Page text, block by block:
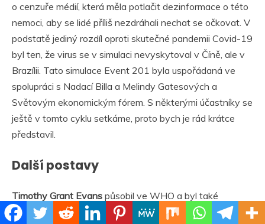
o cenzuře médií, která měla potlačit dezinformace o této
nemoci, aby se lidé příliš nezdráhali nechat se očkovat. V
podstatě jediný rozdíl oproti skutečné pandemii Covid-19
byl ten, že virus se v simulaci nevyskytoval v Číně, ale v
Brazílii. Tato simulace Event 201 byla uspořádaná ve
spolupráci s Nadací Billa a Melindy Gatesových a
Světovým ekonomickým fórem. S některými účastníky se
ještě v tomto cyklu setkáme, proto bych je rád krátce
představil.
Další postavy
Timothy Grant Evans působil ve WHO a byl také
ředitelem
Rockefellerovy nadace.Chris Eliasje ředitelem